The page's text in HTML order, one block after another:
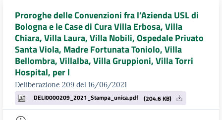
Proroghe delle Convenzioni fra l’Azienda USL di
Bologna e le Case di Cura Villa Erbosa, Villa
Chiara, Villa Laura, Villa Nobili, Ospedale Privato
Santa Viola, Madre Fortunata Toniolo, Villa
Bellombra, Villalba, Villa Gruppioni, Villa Torri
Hospital, per l
Deliberazione 209 del 16/06/2021
DELI0000209_2021_Stampa_unica.pdf (204.6 KB)